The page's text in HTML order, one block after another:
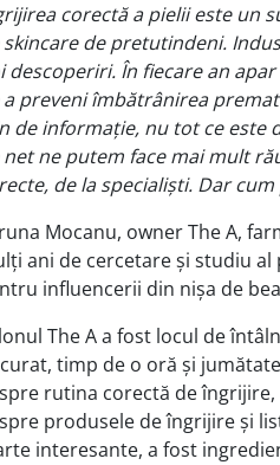
corectă a pielii este un
skincare de pretutindeni.
descoperiri. În fiecare an
a preveni îmbătrânirea
de informație, nu tot ce este
net ne putem face mai mult
de la specialiști. Dar
Mocanu, owner The A,
ani de cercetare și studiu
influencerii din nișa de
The A a fost locul de
timp de o oră și
rutina corectă de
produsele de îngrijire și
interesante, a fost